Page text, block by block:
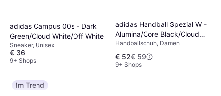
adidas Campus 00s - Dark
Green/Cloud White/Off White
Sneaker, Unisex
€ 36
9+ Shops
adidas Handball Spezial W -
Alumina/Core Black/Cloud
White
Handballschuh, Damen
€ 52€ 59
9+ Shops
Im Trend